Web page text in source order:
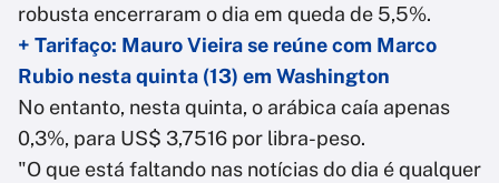
robusta encerraram o dia em queda de 5,5%.
+ Tarifaço: Mauro Vieira se reúne com Marco
Rubio nesta quinta (13) em Washington
No entanto, nesta quinta, o arábica caía apenas
0,3%, para US$ 3,7516 por libra-peso.
"O que está faltando nas notícias do dia é qualquer